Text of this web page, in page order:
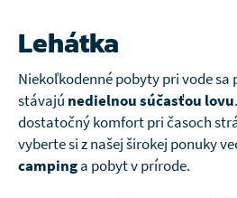
Lehátka
Niekoľkodenné pobyty pri vode
stávajú nedielnou súčasťou lovu
dostatočný komfort pri časoch
vyberte si z našej širokej ponuky
campinga pobyt v prírode.